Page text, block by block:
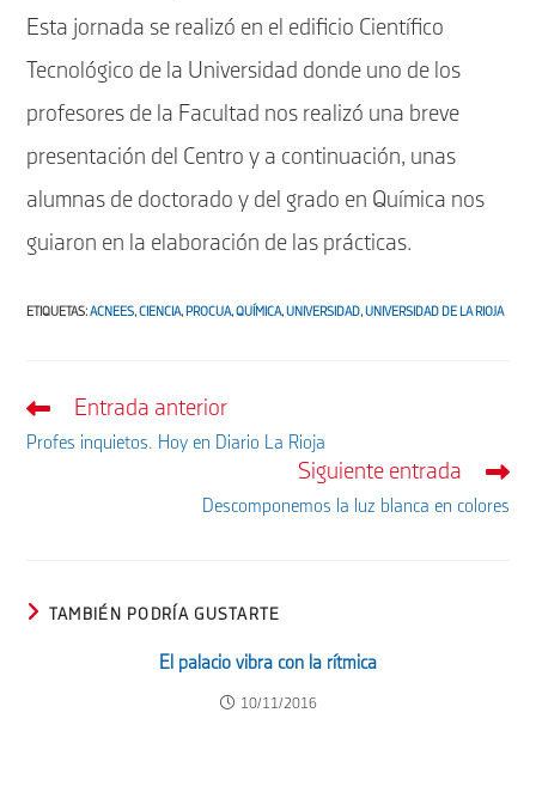
Esta jornada se realizó en el edificio Científico
Tecnológico de la Universidad donde uno de los
profesores de la Facultad nos realizó una breve
presentación del Centro y a continuación, unas
alumnas de doctorado y del grado en Química nos
guiaron en la elaboración de las prácticas.
ETIQUETAS:ACNEES, CIENCIA, PROCUA, QUÍMICA, UNIVERSIDAD, UNIVERSIDAD DE LA RIOJA
Leer
artículos
Entrada anterior
Profes inquietos. Hoy en Diario La Rioja
Siguiente entrada
Descomponemos la luz blanca en colores
TAMBIÉN PODRÍA GUSTARTE
El palacio vibra con la rítmica
10/11/2016